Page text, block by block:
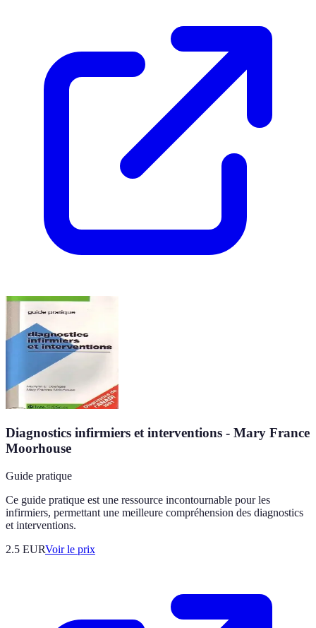
Diagnostics infirmiers et interventions - Mary France
Moorhouse
Guide pratique
Ce guide pratique est une ressource incontournable pour les
infirmiers, permettant une meilleure compréhension des diagnostics
et interventions.
2.5 EURVoir le prix